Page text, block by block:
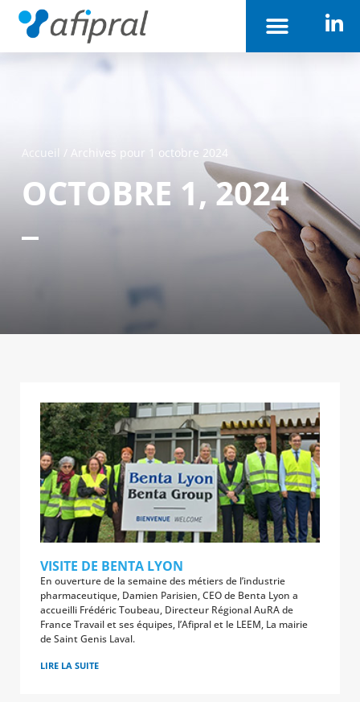
Accueil / Archives pour 1 octobre 2024
OCTOBRE 1, 2024
VISITE DE BENTA LYON
En ouverture de la semaine des métiers de l’industrie
pharmaceutique, Damien Parisien, CEO de Benta Lyon a
accueilli Frédéric Toubeau, Directeur Régional AuRA de
France Travail et ses équipes, l’Afipral et le LEEM, La mairie
de Saint Genis Laval.
LIRE LA SUITE